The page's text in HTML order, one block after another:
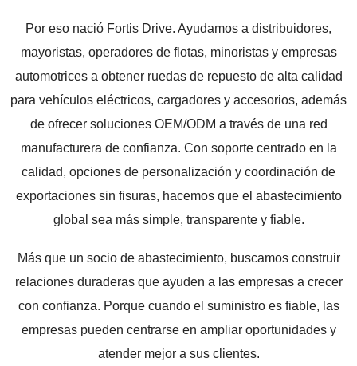
Por eso nació Fortis Drive. Ayudamos a distribuidores,
mayoristas, operadores de flotas, minoristas y empresas
automotrices a obtener ruedas de repuesto de alta calidad
para vehículos eléctricos, cargadores y accesorios, además
de ofrecer soluciones OEM/ODM a través de una red
manufacturera de confianza. Con soporte centrado en la
calidad, opciones de personalización y coordinación de
exportaciones sin fisuras, hacemos que el abastecimiento
global sea más simple, transparente y fiable.
Más que un socio de abastecimiento, buscamos construir
relaciones duraderas que ayuden a las empresas a crecer
con confianza. Porque cuando el suministro es fiable, las
empresas pueden centrarse en ampliar oportunidades y
atender mejor a sus clientes.